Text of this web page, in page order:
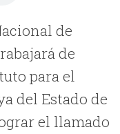
de
de
para el
del Estado de
el llamado